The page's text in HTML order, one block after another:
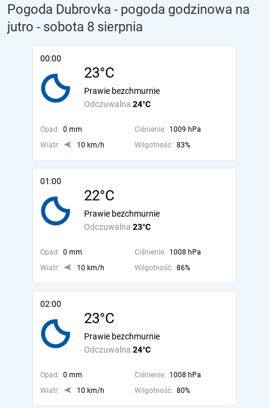
Pogoda Dubrovka - pogoda godzinowa na
jutro - sobota 8 sierpnia
00:00
23°C
Odczuwalna 24°C
Prawie bezchmurnie
Opad: 0 mm Ciśnienie: 1009 hPa
Wiatr:
10 km/h Wilgotność: 83%
01:00
22°C
Odczuwalna 23°C
Prawie bezchmurnie
Opad: 0 mm Ciśnienie: 1008 hPa
Wiatr:
10 km/h Wilgotność: 86%
02:00
23°C
Odczuwalna 24°C
Prawie bezchmurnie
Opad: 0 mm Ciśnienie: 1008 hPa
Wiatr:
10 km/h Wilgotność: 80%